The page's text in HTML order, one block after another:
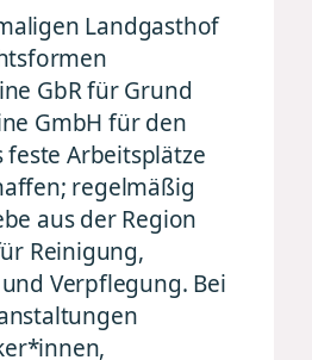
Landgasthof
GbR für Grund
GmbH für den
feste Arbeitsplätze
regelmäßig
aus der Region
Reinigung,
Verpflegung. Bei